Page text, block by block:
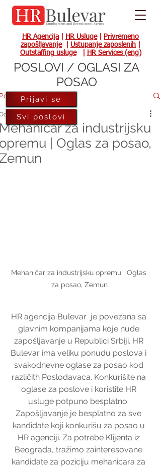
HR Agencija HR Usluge|
Privremeno
zapošljavanje| Ustupanje zaposlenih
Outstaffing usluge| HR Services (eng)
za industrijsku
| Oglas za posao,
26, 2023
Mehaničar za industrijsku opremu | Oglas
za posao, Zemun
HR agencija Bulevar  je povezana sa
glavnim kompanijama koje nude
zapošljavanje u Republici Srbiji. HR
Bulevar ima veliku ponudu poslova i
svakodnevne oglase za posao kod
različith Poslodavaca. Konkurišite na
oglase za poslove i koristite HR
usluge potpuno besplatno.
Zapošljavanje je besplatno za sve
kandidate koji konkurišu za posao u
HR agenciji. Za potrebe Klijenta iz
Beograda, tražimo zainteresovane
kandidate za poziciju mehanicara za
Prijavi se
Svi poslovi
POSLOVI / OGLASI ZA
POSAO